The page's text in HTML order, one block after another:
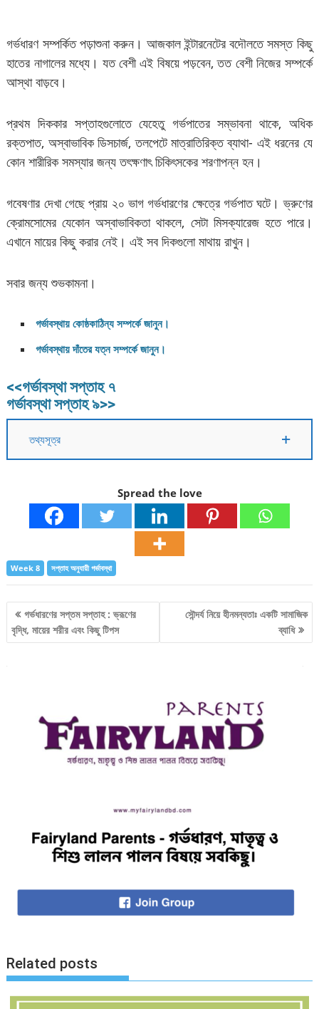
গর্ভধারণ সম্পর্কিত পড়াশুনা করুন। আজকাল ইন্টারনেটের বদৌলতে সমস্ত কিছু
হাতের নাগালের মধ্যে। যত বেশী এই বিষয়ে পড়বেন, তত বেশী নিজের সম্পর্কে
আস্থা বাড়বে।
প্রথম দিককার সপ্তাহগুলোতে যেহেতু গর্ভপাতের সম্ভাবনা থাকে, অধিক
রক্তপাত, অস্বাভাবিক ডিসচার্জ, তলপেটে মাত্রাতিরিক্ত ব্যাথা- এই ধরনের যে
কোন শারীরিক সমস্যার জন্য তৎক্ষণাৎ চিকিৎসকের শরণাপন্ন হন।
গবেষণার দেখা গেছে প্রায় ২০ ভাগ গর্ভধারণের ক্ষেত্রে গর্ভপাত ঘটে। ভ্রুণের
ক্রোমসোমের যেকোন অস্বাভাবিকতা থাকলে, সেটা মিসক্যারেজ হতে পারে।
এখানে মায়ের কিছু করার নেই। এই সব দিকগুলো মাথায় রাখুন।
সবার জন্য শুভকামনা।
গর্ভাবস্থায় কোষ্ঠকাঠিন্য সম্পর্কে জানুন।
গর্ভাবস্থায় দাঁতের যত্ন সম্পর্কে জানুন।
<<গর্ভাবস্থা সপ্তাহ ৭
গর্ভাবস্থা সপ্তাহ ৯>>
তথ্যসূত্র
Spread the love
Week 8 সপ্তাহ অনুযায়ী গর্ভাবস্থা
Post
navigation
গর্ভধারণের সপ্তম সপ্তাহ : ভ্রূণের
বৃদ্ধি, মায়ের শরীর এবং কিছু টিপস
সৌন্দর্য নিয়ে হীনমন্যতাঃ একটি সামাজিক
ব্যাধি
Related posts